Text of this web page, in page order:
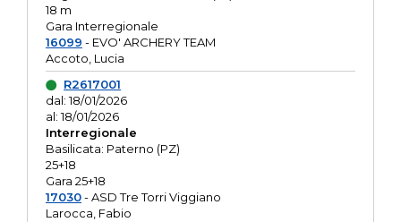
18 m
Gara Interregionale
16099 - EVO' ARCHERY TEAM
Accoto, Lucia
R2617001
dal: 18/01/2026
al: 18/01/2026
Interregionale
Basilicata: Paterno (PZ)
25+18
Gara 25+18
17030- ASD Tre Torri Viggiano
Larocca, Fabio